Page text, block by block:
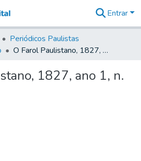
&
Coleções
Tudo na
Digital
Entrar
Periódicos Paulistas
O Farol Paulistano, 1827, ano 1, n. 57
1827, ano 1, n.